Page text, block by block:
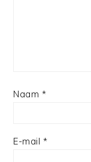
Naam *
E-mail *